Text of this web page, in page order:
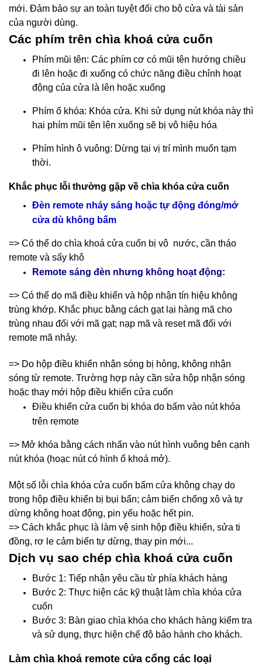
mới. Đảm bảo sự an toàn tuyệt đối cho bộ cửa và tài sản
của người dùng.
Các phím trên chìa khoá cửa cuốn
Phím mũi tên: Các phím cơ có mũi tên hướng chiều
đi lên hoặc đi xuống có chức năng điều chỉnh hoạt
động của cửa là lên hoặc xuống
Phím ổ khóa: Khóa cửa. Khi sử dụng nút khóa này thì
hai phím mũi tên lên xuống sẽ bị vô hiệu hóa
Phím hình ô vuông: Dừng tại vị trí mình muốn tạm
thời.
Khắc phục lỗi thường gặp về chìa khóa cửa cuốn
Đèn remote nháy sáng hoặc tự động đóng/mở
cửa dù không bấm
=> Có thể do chìa khoá cửa cuốn bị vô nước, cần tháo
remote và sấy khô
Remote sáng đèn nhưng không hoạt động:
=> Có thể do mã điều khiển và hộp nhận tín hiệu không
trùng khớp. Khắc phục bằng cách gạt lại hàng mã cho
trùng nhau đối với mã gạt; nạp mã và reset mã đối với
remote mã nhảy.
=> Do hộp điều khiển nhận sóng bị hỏng, không nhận
sóng từ remote. Trường hợp này cần sửa hộp nhận sóng
hoặc thay mới hộp điều khiển cửa cuốn
Điều khiển cửa cuốn bị khóa do bấm vào nút khóa
trên remote
=> Mở khóa bằng cách nhấn vào nút hình vuông bên cạnh
nút khóa (hoạc nút có hình ổ khoá mở).
Một số lỗi chìa khóa cửa cuốn bấm cửa không chạy do
trong hộp điều khiển bị bụi bẩn; cảm biến chống xô và tự
dừng không hoạt động, pin yếu hoặc hết pin.
=> Cách khắc phục là làm vệ sinh hộp điều khiển, sửa ti
đồng, rơ le cảm biến tự dừng, thay pin mới...
Dịch vụ sao chép chìa khoá cửa cuốn
Bước 1: Tiếp nhận yêu cầu từ phía khách hàng
Bước 2: Thực hiện các kỹ thuật làm chìa khóa cửa
cuốn
Bước 3: Bàn giao chìa khóa cho khách hàng kiểm tra
và sử dụng, thực hiện chế độ bảo hành cho khách.
Làm chìa khoá remote cửa cổng các loại